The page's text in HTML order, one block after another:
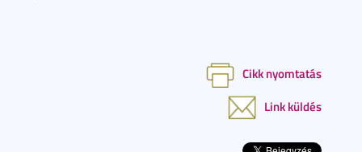
Cikk nyomtatás
Link küldés